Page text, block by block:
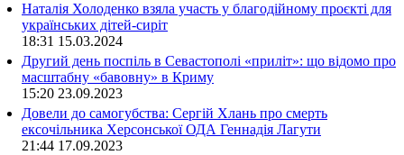
Наталія Холоденко взяла участь у благодійному проєкті для
українських дітей-сиріт
18:31 15.03.2024
Другий день поспіль в Севастополі «приліт»: що відомо про
масштабну «бавовну» в Криму
15:20 23.09.2023
Довели до самогубства: Сергій Хлань про смерть
ексочільника Херсонської ОДА Геннадія Лагути
21:44 17.09.2023